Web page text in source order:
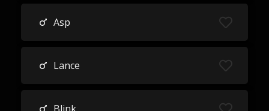
Asp
Lance